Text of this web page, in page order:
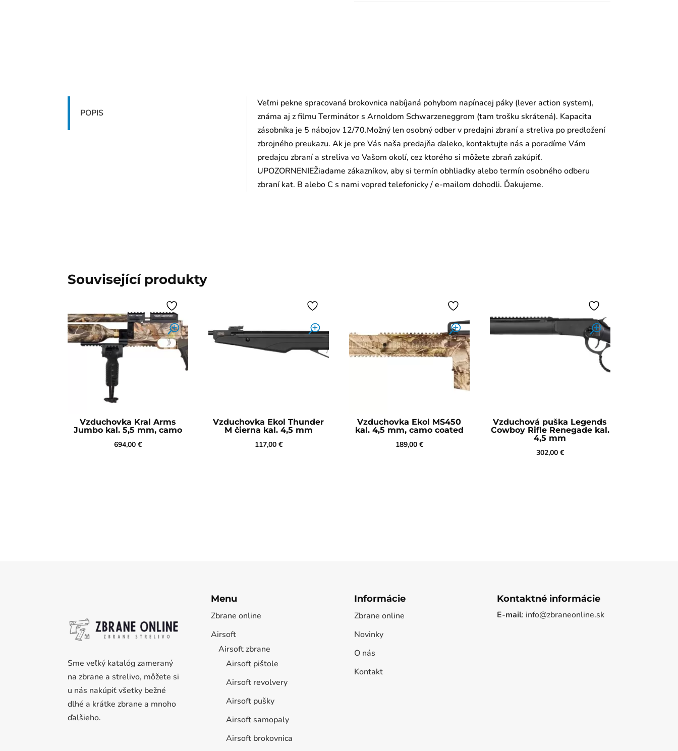
POPIS
Veľmi pekne spracovaná brokovnica nabíjaná pohybom napínacej páky (lever action system),
známa aj z filmu Terminátor s Arnoldom Schwarzeneggrom (tam trošku skrátená). Kapacita
zásobníka je 5 nábojov 12/70.Možný len osobný odber v predajni zbraní a streliva po predložení
zbrojného preukazu. Ak je pre Vás naša predajňa ďaleko, kontaktujte nás a poradíme Vám
predajcu zbraní a streliva vo Vašom okolí, cez ktorého si môžete zbraň zakúpiť.
UPOZORNENIEŽiadame zákazníkov, aby si termín obhliadky alebo termín osobného odberu
zbraní kat. B alebo C s nami vopred telefonicky / e-mailom dohodli. Ďakujeme.
Související produkty
Vzduchovka Kral Arms
Jumbo kal. 5,5 mm, camo
694,00 €
Vzduchovka Ekol Thunder
M čierna kal. 4,5 mm
117,00 €
Vzduchovka Ekol MS450
kal. 4,5 mm, camo coated
189,00 €
Vzduchová puška Legends
Cowboy Rifle Renegade kal.
4,5 mm
302,00 €
Sme veľký katalóg zameraný
na zbrane a strelivo, môžete si
u nás nakúpiť všetky bežné
dlhé a krátke zbrane a mnoho
ďalšieho.
Menu
Zbrane online
Airsoft
Airsoft zbrane
Airsoft pištole
Airsoft revolvery
Airsoft pušky
Airsoft samopaly
Airsoft brokovnica
Informácie
Zbrane online
Novinky
O nás
Kontakt
Kontaktné informácie
E-mail: info@zbraneonline.sk